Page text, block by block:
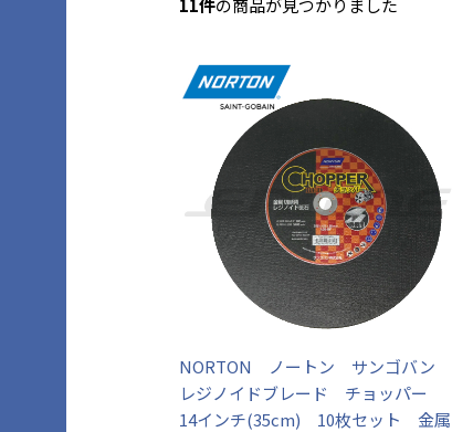
11件の商品が見つかりました
NORTON ノートン サンゴバン
レジノイドブレード チョッパー
14インチ(35cm) 10枚セット 金属